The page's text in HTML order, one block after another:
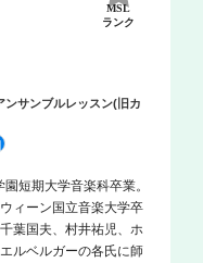
MSL
ランク
ンサンブルレッスン(旧カ
短期大学音楽科卒業。
ィーン国立音楽大学卒
葉国夫、村井祐児、ホ
ルベルガーの各氏に師